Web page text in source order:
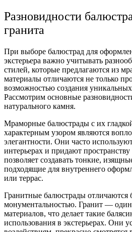
Разновидности
гранита
При выборе балюстрад для
экстерьера важно учитывать
стилей, которые предлагаются из
материалы отличаются не только
возможностью создания
Рассмотрим основные
натурального камня.
Мраморные балюстрады с их
характерным узором являются
элегантности. Они часто
интерьерах и придают
позволяет создавать тонкие,
подходящие для внутреннего
или террас.
Гранитные балюстрады отличаются
монументальностью. Гранит —
материалов, что делает такие
использования в экстерьерах. Они